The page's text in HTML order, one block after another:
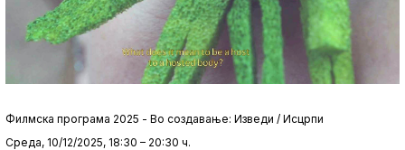
Филмска програма 2025 - Во создавање: Изведи / Исцрпи
Среда, 10/12/2025, 18:30 – 20:30 ч.